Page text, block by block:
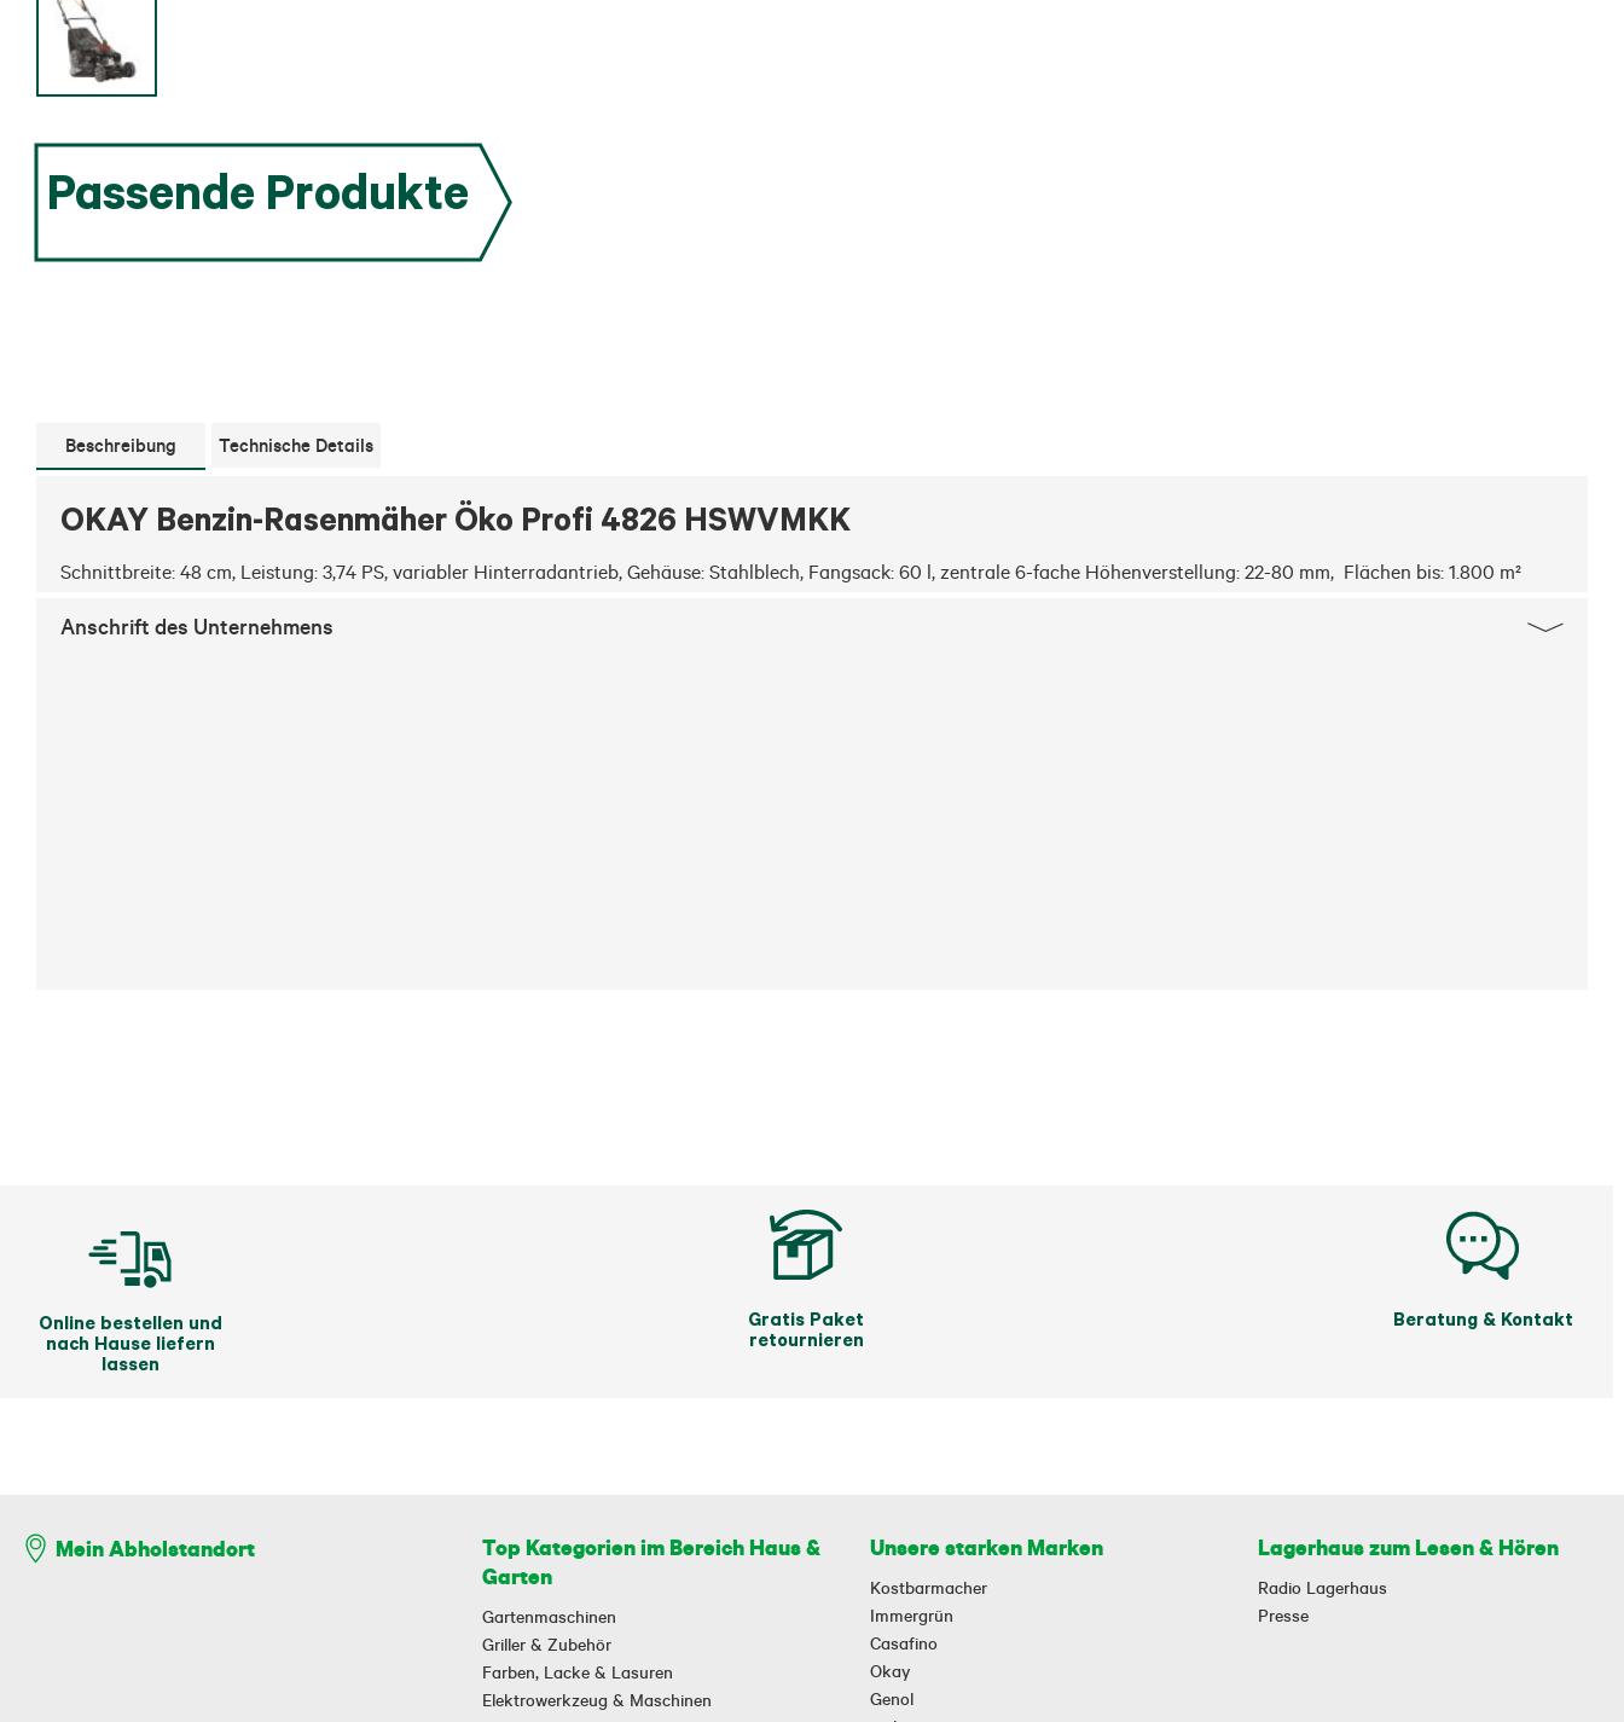
Passende Produkte
Beschreibung Technische Details
OKAY Benzin-Rasenmäher Öko Profi 4826 HSWVMKK
Schnittbreite: 48 cm, Leistung: 3,74 PS, variabler Hinterradantrieb, Gehäuse: Stahlblech, Fangsack: 60 l, zentrale 6-fache Höhenverstellung: 22-80 mm,  Flächen bis: 1.800 m²
Anschrift des Unternehmens
Online bestellen und
nach Hause liefern
lassen
Gratis Paket
retournieren
Beratung & Kontakt
Mein Abholstandort
Top Kategorien im Bereich Haus &
Garten
Gartenmaschinen
Griller & Zubehör
Farben, Lacke & Lasuren
Elektrowerkzeug & Maschinen
Unsere starken Marken
Kostbarmacher
Immergrün
Casafino
Okay
Genol
Lagerhaus zum Lesen & Hören
Radio Lagerhaus
Presse